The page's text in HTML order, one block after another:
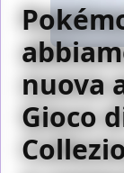
nuova
Gioco